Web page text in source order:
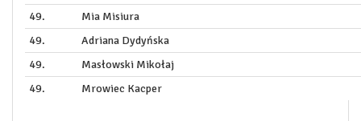
49.
Mia Misiura
49.
Adriana Dydyńska
49.
Masłowski Mikołaj
49.
Mrowiec Kacper